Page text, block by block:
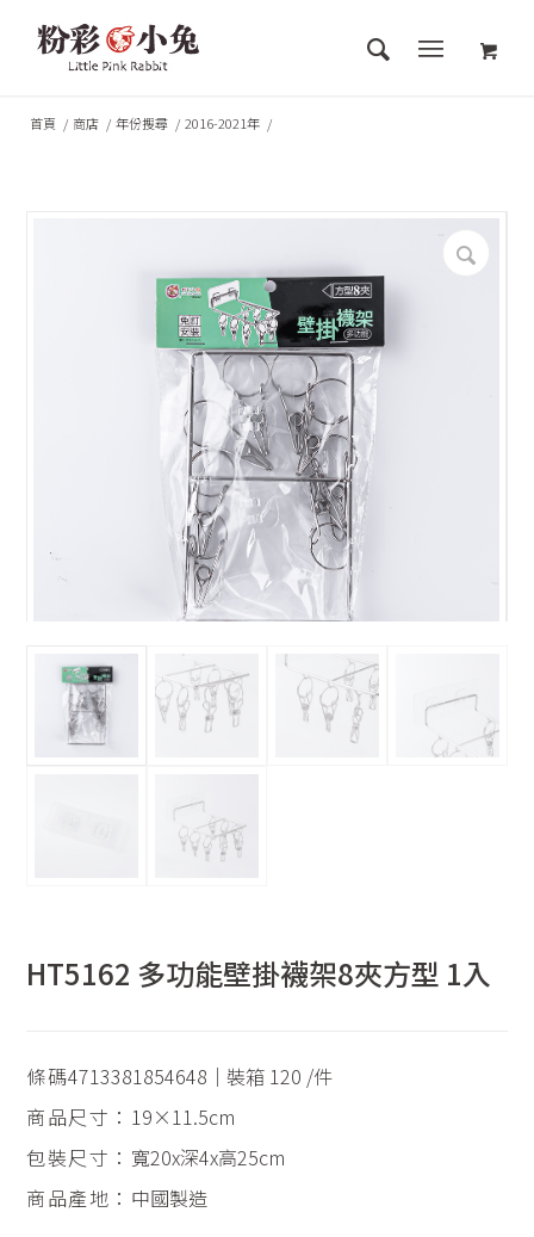
首頁 / 商店 / 年份搜尋 / 2016-2021年 /
HT5162 多功能壁掛襪架8夾方型 1入
條碼4713381854648｜裝箱 120 /件
商品尺寸： 19×11.5cm
包裝尺寸： 寬20x深4x高25cm
商品產地： 中國製造